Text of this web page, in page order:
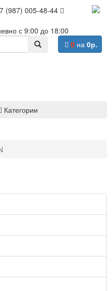
(987) 005-48-44
с 9:00 до 18:00
0 на 0р.
Категории